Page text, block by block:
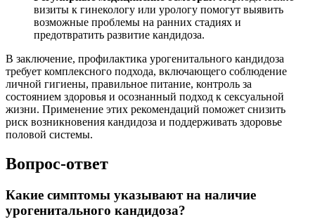
визиты к гинекологу или урологу помогут выявить
возможные проблемы на ранних стадиях и
предотвратить развитие кандидоза.
В заключение, профилактика урогенитального кандидоза
требует комплексного подхода, включающего соблюдение
личной гигиены, правильное питание, контроль за
состоянием здоровья и осознанный подход к сексуальной
жизни. Применение этих рекомендаций поможет снизить
риск возникновения кандидоза и поддерживать здоровье
половой системы.
Вопрос-ответ
Какие симптомы указывают на наличие
урогенитального кандидоза?